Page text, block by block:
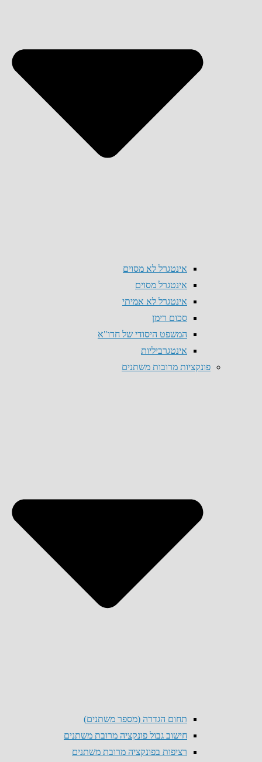
אינטגרל לא מסוים
אינטגרל מסוים
אינטגרל לא אמיתי
סכום רימן
המשפט היסודי של חדו"א
אינטגרביליות
פונקציות מרובות משתנים
תחום הגדרה (מספר משתנים)
חישוב גבול פונקציה מרובת משתנים
רציפות בפונקציה מרובת משתנים